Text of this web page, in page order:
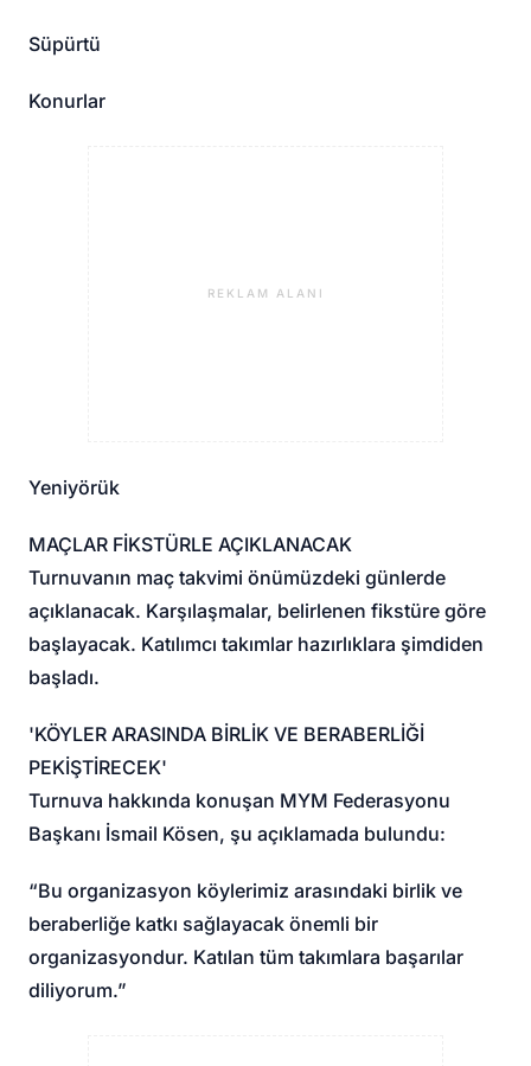
Süpürtü
Konurlar
REKLAM ALANI
Yeniyörük
MAÇLAR FİKSTÜRLE AÇIKLANACAK
Turnuvanın maç takvimi önümüzdeki günlerde
açıklanacak. Karşılaşmalar, belirlenen fikstüre göre
başlayacak. Katılımcı takımlar hazırlıklara şimdiden
başladı.
'KÖYLER ARASINDA BİRLİK VE BERABERLİĞİ
PEKİŞTİRECEK'
Turnuva hakkında konuşan MYM Federasyonu
Başkanı İsmail Kösen, şu açıklamada bulundu:
“Bu organizasyon köylerimiz arasındaki birlik ve
beraberliğe katkı sağlayacak önemli bir
organizasyondur. Katılan tüm takımlara başarılar
diliyorum.”